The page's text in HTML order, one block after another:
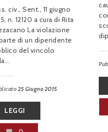
civ., Sent., 11 giugno
n. 12120 a cura di Rita
La violazione
di un dipendente
del vincolo
25 Giugno 2015
LEGGI